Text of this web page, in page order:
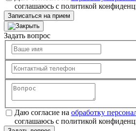
соглашаюсь с политикой
Записаться на прием
Задать вопрос
Даю согласие на обработку
соглашаюсь с политикой